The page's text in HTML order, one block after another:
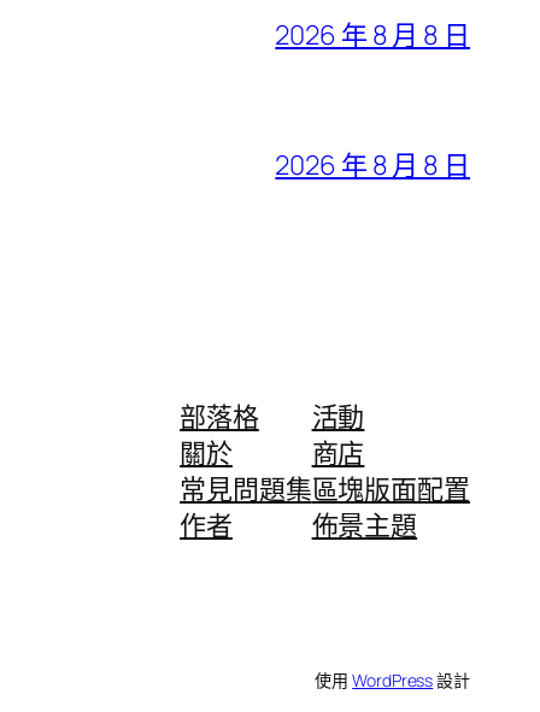
2026 年 8 月 8 日
2026 年 8 月 8 日
部落格
關於
常見問題集
作者
活動
商店
區塊版面配置
佈景主題
使用WordPress設計